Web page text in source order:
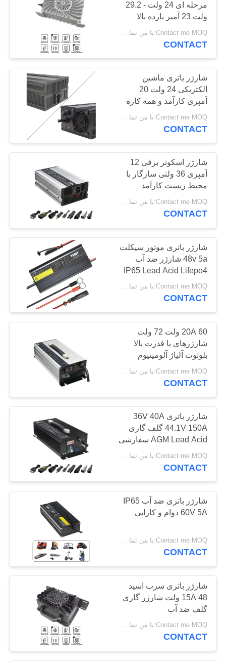
شارژر باتری با قدرت
بالا
21
شارژر باتری موتور
سیکلت
25
شارژر اسکوتر برقی
24
شارژر باتری ماشین
برقی
17
شارژر باطری لیفتراک
32
شارژر باتری AGV
21
مرحله ای 24 ولت - 29.2
ولت 23 آمپر بازده بالا
CONTACT
شارژر باتری ماشین
الکتریکی 24 ولت 20
آمپری کارآمد و همه کاره
Contact me MOQ:با من تماس بگیر
CONTACT
شارژر اسکوتر برقی 12
آمپری 36 ولتی سازگار با
محیط زیست کارآمد
Contact me MOQ:با من تماس بگیر
CONTACT
شارژر باتری موتور سیکلت
48v 5a شارژر ضد آب
IP65 Lead Acid Lifepo4
Charger
Contact me MOQ:با من تماس بگیر
CONTACT
20A 60 ولت 72 ولت
شارژرهای با قدرت بالا
بلوتوث آلیاژ آلومینیوم
هوشمند
CONTACT
شارژر باتری 36V 40A
44.1V 150A گلف گاری
AGM Lead Acid سفارشی
Contact me MOQ:با من تماس بگیر
CONTACT
شارژر باتری ضد آب IP65
60V 5A دوام و کارایی
Contact me MOQ:با من تماس بگیر
CONTACT
شارژر باتری سرب اسید
15A 48 ولت شارژر گاری
گلف ضد آب
Contact me MOQ:با من تماس بگیر
CONTACT